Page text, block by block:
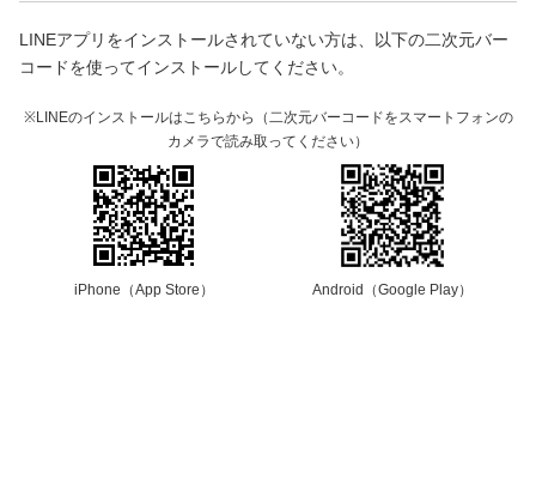
LINEアプリをインストールされていない方は、以下の二次元バー
コードを使ってインストールしてください。
※LINEのインストールはこちらから（二次元バーコードをスマートフォンの
カメラで読み取ってください）
iPhone（App Store） Android（Google Play）